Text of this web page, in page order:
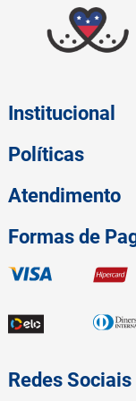
Institucional
Políticas
Atendimento
Redes Sociais
Formas de